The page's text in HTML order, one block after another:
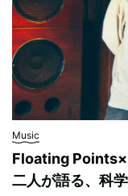
Music
Floating Points×
二人が語る、科